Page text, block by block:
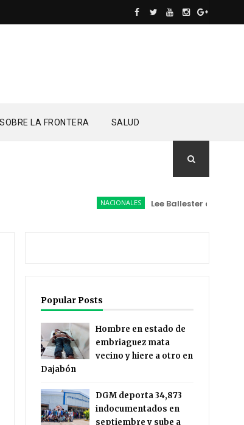
LA FRONTERA SALUD
NACIONALES Lee Ballester a los que se
Popular Posts
Hombre en estado de
embriaguez mata
vecino y hiere a otro en
Dajabón
DGM deporta 34,873
indocumentados en
septiembre y sube a